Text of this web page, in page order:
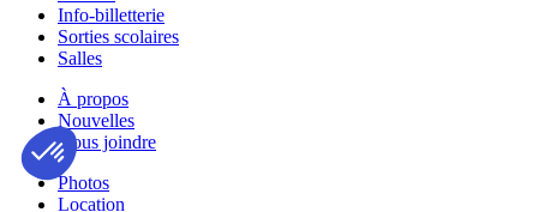
Info-billetterie
Sorties scolaires
Salles
À propos
Nouvelles
Nous joindre
Photos
Location